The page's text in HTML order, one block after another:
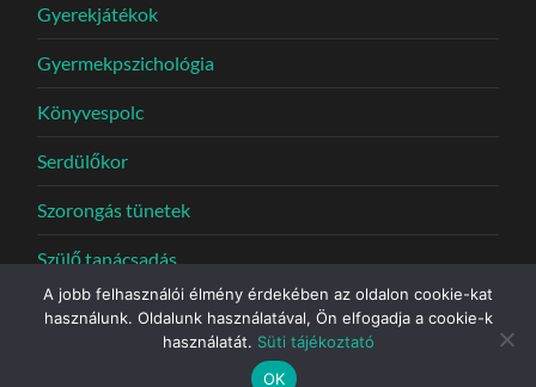
Gyerekjátékok
Gyermekpszichológia
Könyvespolc
Serdülőkor
Szorongás tünetek
Szülő tanácsadás
PSZICHOLÓGUS MŰHELY
A jobb felhasználói élmény érdekében az oldalon cookie-kat
használunk. Oldalunk használatával, Ön elfogadja a cookie-k
használatát. Süti tájékoztató
OK